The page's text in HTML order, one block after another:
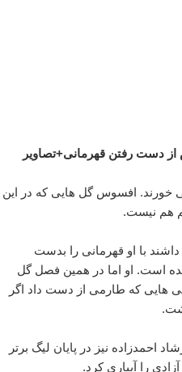
دست رفتن قهرمانی+تصاویر
خورند. افسوس گل هایی که در این
هم نیست.
با او قهرمانی را بدست
است. او اما در همین فصل گل
هایی که طارمی از دست داد اگر
احمدزاده نیز در پایان لیگ برتر
را آبیاری کرد.